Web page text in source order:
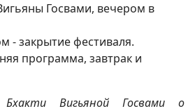
Госвами, вечером в
- закрытие фестиваля.
программа, завтрак и
Вигьяной Госвами о